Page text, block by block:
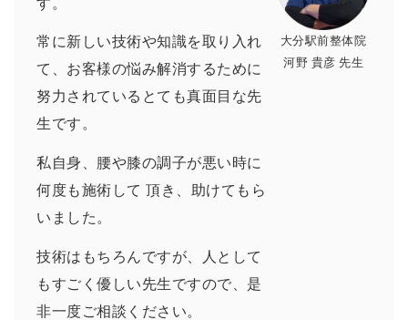
常に新しい技術や知識を取り入れ
て、お客様の悩み解消するために
努力されているとても真面目な先
生です。
私自身、腰や膝の調子が悪い時に
何度も施術して 頂き、助けてもら
いました。
技術はもちろんですが、人として
もすごく優しい先生ですので、是
非一度ご相談ください。
大分駅前整体院
河野 貴彦 先生